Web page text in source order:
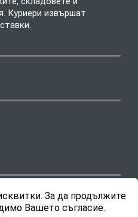
За да продължите
Вашето съгласие.
Куриери извършат
57 42 42